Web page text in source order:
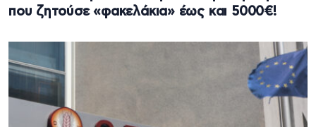
που ζητούσε «φακελάκια» έως και 5000€!